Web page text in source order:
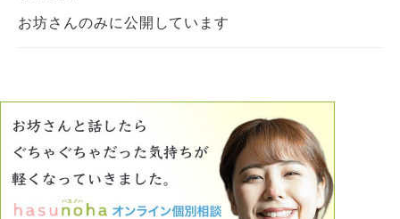
お坊さんのみに公開しています